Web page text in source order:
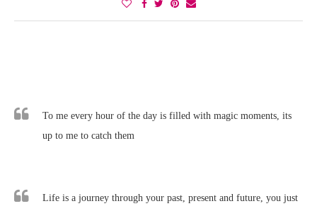
To me every hour of the day is filled with magic moments, its
up to me to catch them
Life is a journey through your past, present and future, you just